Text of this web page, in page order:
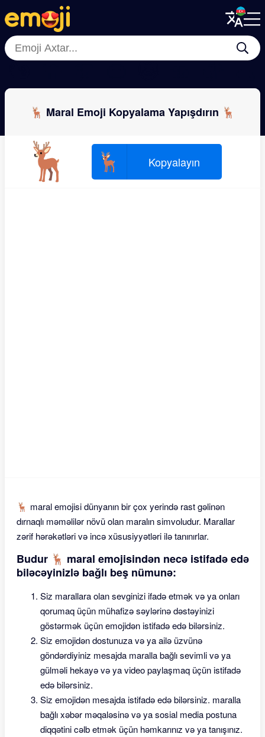
Menu
Close
Menu
Close
🦌 Maral Emoji Kopyalama Yapışdırın 🦌
🦌 🦌 Kopyalayın
🦌 maral emojisi dünyanın bir çox yerində rast gəlinən
dırnaqlı məməlilər növü olan maralın simvoludur. Marallar
zərif hərəkətləri və incə xüsusiyyətləri ilə tanınırlar.
Budur 🦌 maral emojisindən necə istifadə edə
biləcəyinizlə bağlı beş nümunə:
Siz marallara olan sevginizi ifadə etmək və ya onları
qorumaq üçün mühafizə səylərinə dəstəyinizi
göstərmək üçün emojidən istifadə edə bilərsiniz.
Siz emojidən dostunuza və ya ailə üzvünə
göndərdiyiniz mesajda maralla bağlı sevimli və ya
gülməli hekayə və ya video paylaşmaq üçün istifadə
edə bilərsiniz.
Siz emojidən mesajda istifadə edə bilərsiniz. maralla
bağlı xəbər məqaləsinə və ya sosial media postuna
diqqətini cəlb etmək üçün həmkarınız və ya tanışınız.